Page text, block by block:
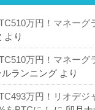
万円！マネーグ
より
万円！マネーグ
ルランニング より
万円！リオデジ